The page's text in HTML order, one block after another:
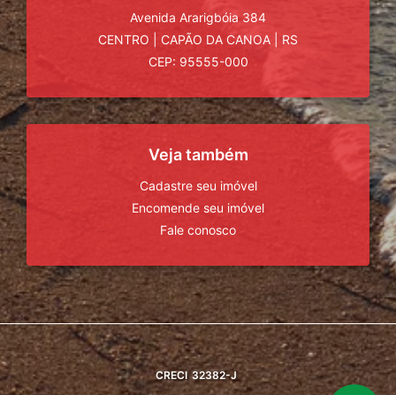
Avenida Ararigbóia 384
CENTRO
CAPÃO DA CANOA
RS
CEP: 95555-000
Veja também
Cadastre seu imóvel
Encomende seu imóvel
Fale conosco
CRECI 32382-J